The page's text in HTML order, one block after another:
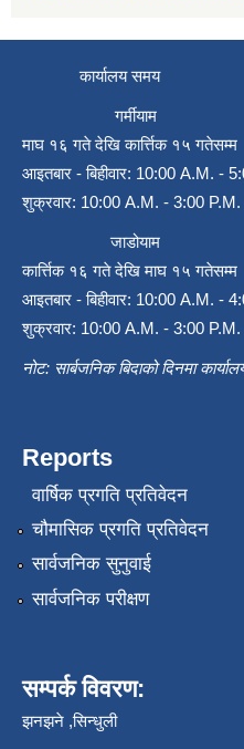
कार्यालय समय
गर्मीयाम
माघ १६ गते देखि कार्त्तिक १५ गतेसम्म
आइतबार - बिहीवार: 10:00 A.M. -
शुक्रवार: 10:00 A.M. - 3:00 P.M.
जाडोयाम
कार्त्तिक १६ गते देखि माघ १५ गतेसम्म
आइतबार - बिहीवार: 10:00 A.M. -
शुक्रवार: 10:00 A.M. - 3:00 P.M.
नोट: सार्बजनिक बिदाको दिनमा
Reports
वार्षिक प्रगति प्रतिवेदन
चौमासिक प्रगति प्रतिवेदन
सार्वजनिक सुनुवाई
सार्वजनिक परीक्षण
सम्पर्क विवरण:
झनझने ,सिन्धुली